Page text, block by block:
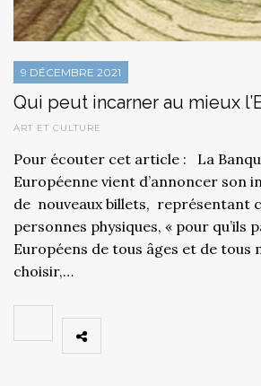
9 DÉCEMBRE 2021
Qui peut incarner au mieux
ART ET CULTURE
Pour écouter cet article : La
Européenne vient d’annoncer son
de nouveaux billets, représentant
personnes physiques, « pour qu’ils
Européens de tous âges et de tous
choisir,…